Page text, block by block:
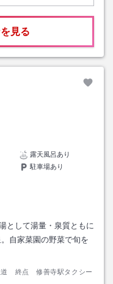
見る
露天風呂あり
駐車場あり
として湯量・泉質ともに
自家菜園の野菜で旬を
終点 修善寺駅タクシー